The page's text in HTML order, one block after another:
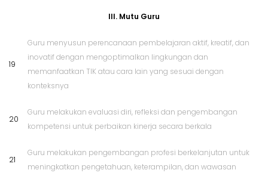
III. Mutu Guru
19
Guru menyusun perencanaan pembelajaran aktif, kreatif, dan
inovatif dengan mengoptimalkan lingkungan dan
memanfaatkan TIK atau cara lain yang sesuai dengan
konteksnya
20
Guru melakukan evaluasi diri, refleksi dan pengembangan
kompetensi untuk perbaikan kinerja secara berkala
21
Guru melakukan pengembangan profesi berkelanjutan untuk
meningkatkan pengetahuan, keterampilan, dan wawasan